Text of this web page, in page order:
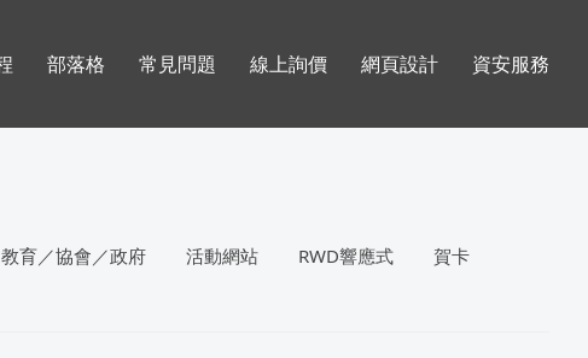
教育／協會／政府 活動網站 RWD響應式
賀卡